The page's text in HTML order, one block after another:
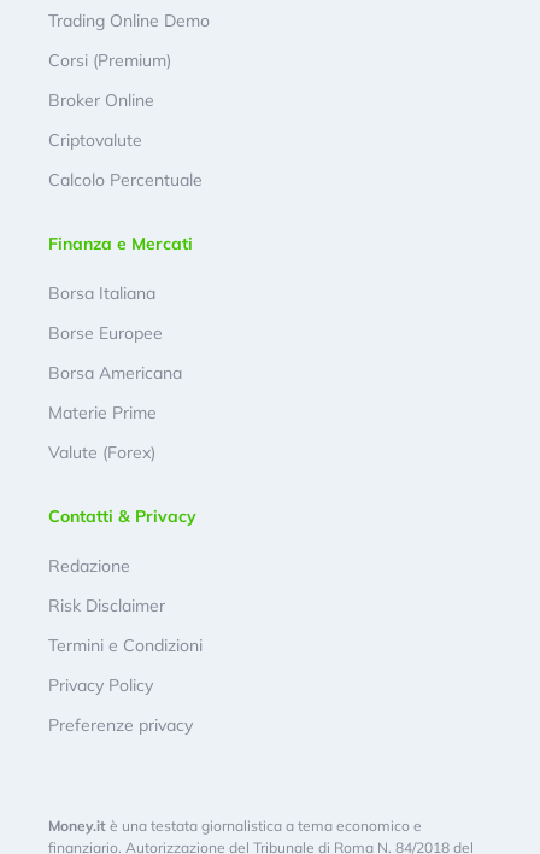
Trading Online Demo
Corsi (Premium)
Broker Online
Criptovalute
Calcolo Percentuale
Finanza e Mercati
Borsa Italiana
Borse Europee
Borsa Americana
Materie Prime
Valute (Forex)
Contatti & Privacy
Redazione
Risk Disclaimer
Termini e Condizioni
Privacy Policy
Preferenze privacy
Money.it è una testata giornalistica a tema economico e
finanziario. Autorizzazione del Tribunale di Roma N. 84/2018 del